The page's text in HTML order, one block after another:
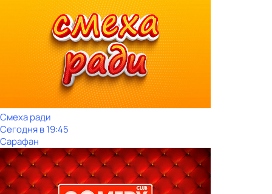
Смеха ради
Сегодня в 19:45
Сарафан